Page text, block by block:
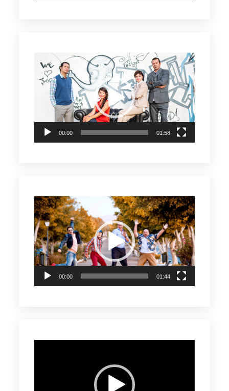
Reproductor
vídeo
00:00 01:58
Reproductor
de
vídeo
00:00 01:44